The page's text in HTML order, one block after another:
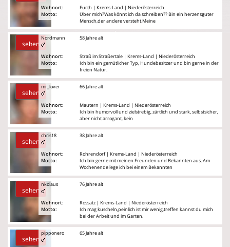
Wohnort:
Motto:
Furth | Krems-Land | Niederösterreich
Über mich?Was könnt ich da schreiben?? Bin ein herzensguter
Mensch,der andere versteht.Meine
sehen
Nordmann
Wohnort:
Motto:
58 Jahre alt
Straß im Straßertale | Krems-Land | Niederösterreich
Ich bin ein gemütlicher Typ, Hundebesitzer und bin gerne in der
freien Natur.
sehen
mr_lover
Wohnort:
Motto:
66 Jahre alt
Mautern | Krems-Land | Niederösterreich
Ich bin humorvoll und zielstrebig, zärtlich und stark, selbstsicher,
aber nicht arrogant, kein
sehen
chris18
Wohnort:
Motto:
38 Jahre alt
Rohrendorf | Krems-Land | Niederösterreich
Ich bin gerne mit meinen Freunden und Bekannten aus. Am
Wochenende lege ich bei einem Bekannten
sehen
nkolaus
Wohnort:
Motto:
76 Jahre alt
Rossatz | Krems-Land | Niederösterreich
Ich mag kuscheln,peinlich ist mir wenig,treffen kannst du mich
bei der Arbeit und im Garten.
sehen
pipponero 65 Jahre alt